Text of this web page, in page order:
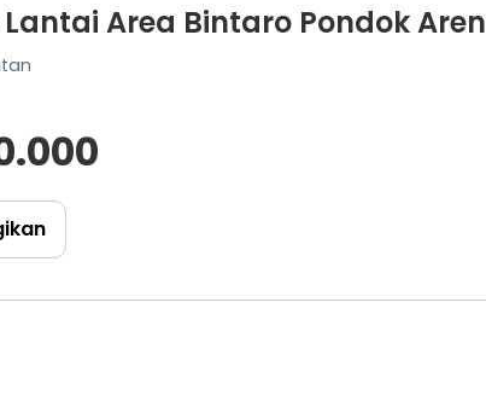
Area Bintaro Pondok Aren